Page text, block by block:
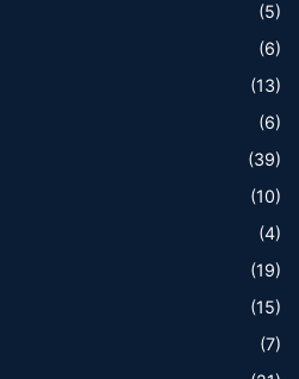
(5)
(6)
(13)
(6)
(39)
(10)
(4)
(19)
(15)
(7)